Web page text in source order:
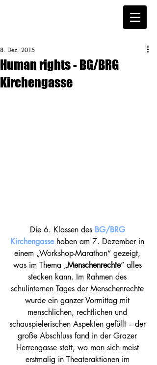
Human rights - BG/BRG
Kirchengasse
8. Dez. 2015
Die 6. Klassen des BG/BRG
Kirchengasse haben am 7. Dezember in
einem „Workshop-Marathon“ gezeigt,
was im Thema „Menschenrechte“ alles
stecken kann. Im Rahmen des
schulinternen Tages der Menschenrechte
wurde ein ganzer Vormittag mit
menschlichen, rechtlichen und
schauspielerischen Aspekten gefüllt – der
große Abschluss fand in der Grazer
Herrengasse statt, wo man sich meist
erstmalig in Theateraktionen im